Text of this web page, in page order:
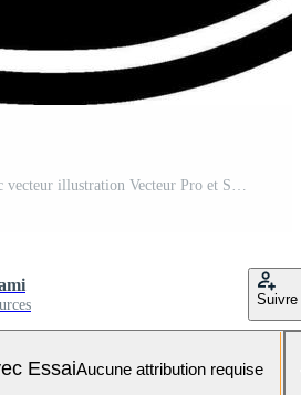
Suivre
EssaiAucune attribution requise